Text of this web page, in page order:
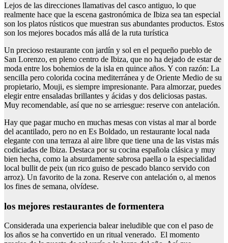
Lejos de las direcciones llamativas del casco antiguo, lo que
realmente hace que la escena gastronómica de Ibiza sea tan especial
son los platos rústicos que muestran sus abundantes productos. Estos
son los mejores bocados más allá de la ruta turística
Un precioso restaurante con jardín y sol en el pequeño pueblo de
San Lorenzo, en pleno centro de Ibiza, que no ha dejado de estar de
moda entre los bohemios de la isla en quince años. Y con razón: La
sencilla pero colorida cocina mediterránea y de Oriente Medio de su
propietario, Mouji, es siempre impresionante. Para almorzar, puedes
elegir entre ensaladas brillantes y ácidas y dos deliciosas pastas.
Muy recomendable, así que no se arriesgue: reserve con antelación.
Hay que pagar mucho en muchas mesas con vistas al mar al borde
del acantilado, pero no en Es Boldado, un restaurante local nada
elegante con una terraza al aire libre que tiene una de las vistas más
codiciadas de Ibiza. Destaca por su cocina española clásica y muy
bien hecha, como la absurdamente sabrosa paella o la especialidad
local bullit de peix (un rico guiso de pescado blanco servido con
arroz). Un favorito de la zona. Reserve con antelación o, al menos
los fines de semana, olvídese.
los mejores restaurantes de formentera
Considerada una experiencia balear ineludible que con el paso de
los años se ha convertido en un ritual venerado. El momento